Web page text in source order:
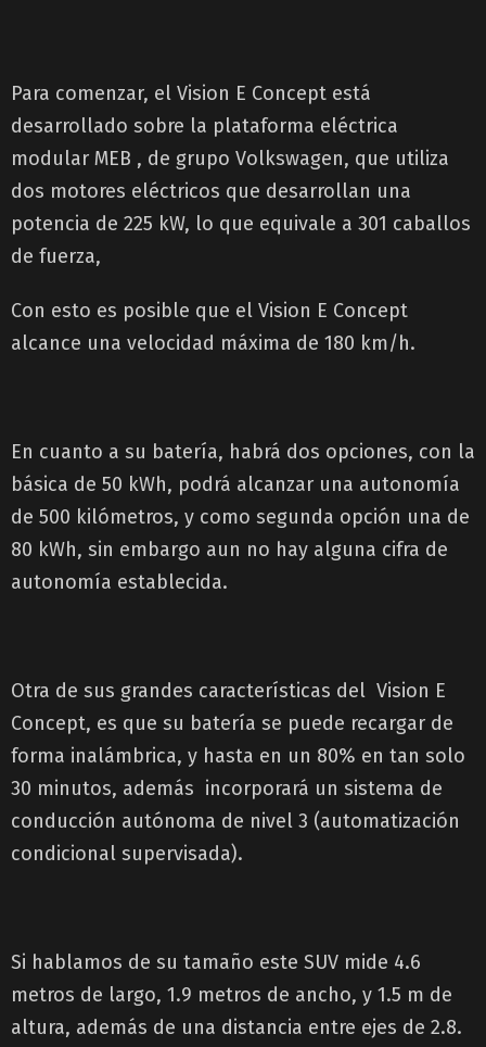
Para comenzar, el Vision E Concept está
desarrollado sobre la plataforma eléctrica
modular MEB , de grupo Volkswagen, que utiliza
dos motores eléctricos que desarrollan una
potencia de 225 kW, lo que equivale a 301 caballos
de fuerza,
Con esto es posible que el Vision E Concept
alcance una velocidad máxima de 180 km/h.
En cuanto a su batería, habrá dos opciones, con la
básica de 50 kWh, podrá alcanzar una autonomía
de 500 kilómetros, y como segunda opción una de
80 kWh, sin embargo aun no hay alguna cifra de
autonomía establecida.
Otra de sus grandes características del Vision E
Concept, es que su batería se puede recargar de
forma inalámbrica, y hasta en un 80% en tan solo
30 minutos, además incorporará un sistema de
conducción autónoma de nivel 3 (automatización
condicional supervisada).
Si hablamos de su tamaño este SUV mide 4.6
metros de largo, 1.9 metros de ancho, y 1.5 m de
altura, además de una distancia entre ejes de 2.8.